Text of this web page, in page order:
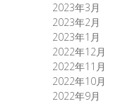
2023年3月
2023年2月
2023年1月
2022年12月
2022年11月
2022年10月
2022年9月